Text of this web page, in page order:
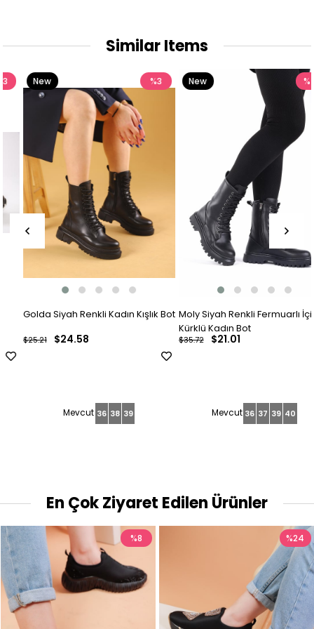
Similar Items
Golda Siyah Renkli Kadın Kışlık Bot
$24.58
$25.21
%3
New
36 38 39
Moly Siyah Renkli Fermuarlı İçi
Kürklü Kadın Bot
$21.01
$35.72
%41
New
36 37 39 40
En Çok Ziyaret Edilen Ürünler
%8 %24